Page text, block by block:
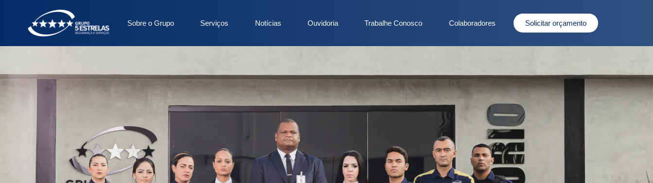
Sobre o Grupo Serviços Notícias Ouvidoria Trabalhe Conosco Colaboradores Solicitar orçamento